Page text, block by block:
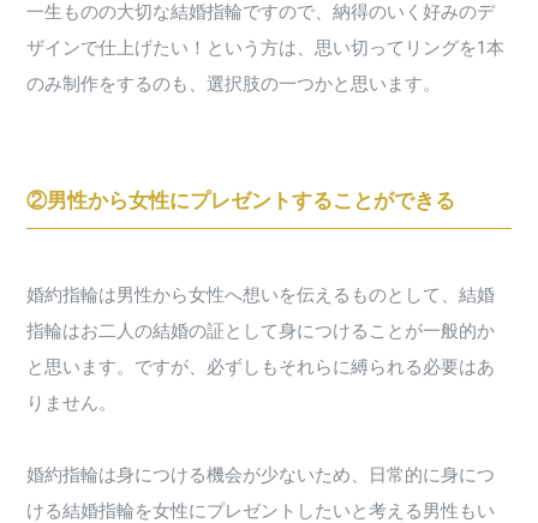
一生ものの大切な結婚指輪ですので、納得のいく好みのデ
ザインで仕上げたい！という方は、思い切ってリングを1本
のみ制作をするのも、選択肢の一つかと思います。
②男性から女性にプレゼントすることができる
婚約指輪は男性から女性へ想いを伝えるものとして、結婚
指輪はお二人の結婚の証として身につけることが一般的か
と思います。ですが、必ずしもそれらに縛られる必要はあ
りません。
婚約指輪は身につける機会が少ないため、日常的に身につ
ける結婚指輪を女性にプレゼントしたいと考える男性もい